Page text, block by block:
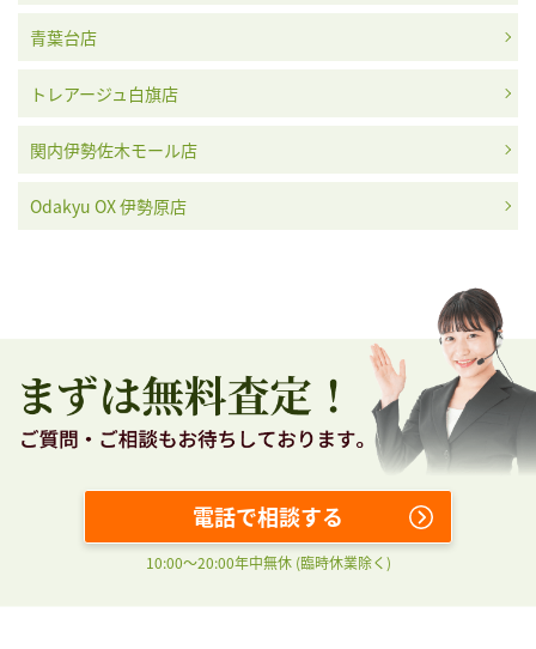
ビー・アール・エ
ピエール・クンツ
ファーブル・ルー
フレデリック・コ
ンスタント
ブンツ ベダ＆カンパニー ベル＆ロス ボーム＆メルシエ
青葉台店
トレアージュ白旗店
関内伊勢佐木モール店
Odakyu OX 伊勢原店
電話で相談する
10:00〜20:00年中無休 (臨時休業除く)